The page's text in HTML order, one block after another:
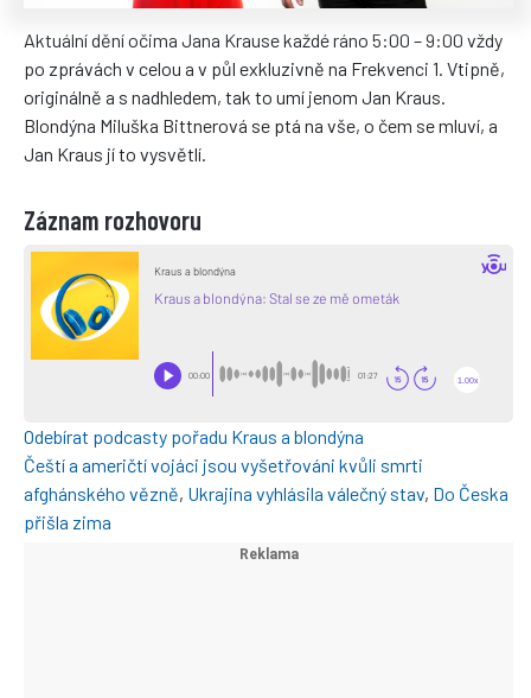
Aktuální dění očima Jana Krause každé ráno 5:00 – 9:00 vždy
po zprávách v celou a v půl exkluzivně na Frekvenci 1. Vtipně,
originálně a s nadhledem, tak to umí jenom Jan Kraus.
Blondýna Miluška Bittnerová se ptá na vše, o čem se mluví, a
Jan Kraus jí to vysvětlí.
Záznam rozhovoru
Odebírat podcasty pořadu Kraus a blondýna
Čeští a američtí vojáci jsou vyšetřováni kvůli smrti
afghánského vězně, Ukrajina vyhlásila válečný stav, Do Česka
přišla zima